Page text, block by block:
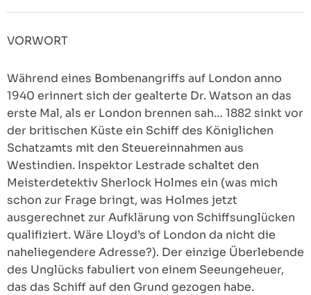
VORWORT
Während eines Bombenangriffs auf London anno
1940 erinnert sich der gealterte Dr. Watson an das
erste Mal, als er London brennen sah… 1882 sinkt vor
der britischen Küste ein Schiff des Königlichen
Schatzamts mit den Steuereinnahmen aus
Westindien. Inspektor Lestrade schaltet den
Meisterdetektiv Sherlock Holmes ein (was mich
schon zur Frage bringt, was Holmes jetzt
ausgerechnet zur Aufklärung von Schiffsunglücken
qualifiziert. Wäre Lloyd’s of London da nicht die
naheliegendere Adresse?). Der einzige Überlebende
des Unglücks fabuliert von einem Seeungeheuer,
das das Schiff auf den Grund gezogen habe.